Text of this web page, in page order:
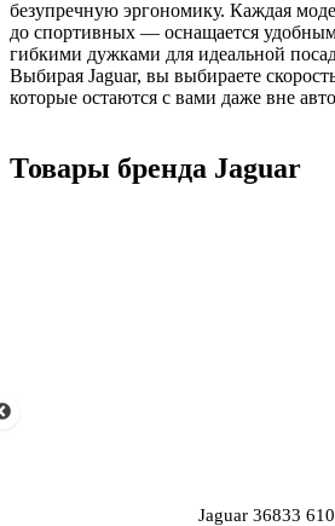
безупречную эргономику. Каждая
до спортивных — оснащается
гибкими дужками для идеальной
Выбирая Jaguar, вы выбираете
которые остаются с вами даже вне
Товары бренда Jaguar
Jaguar 36833